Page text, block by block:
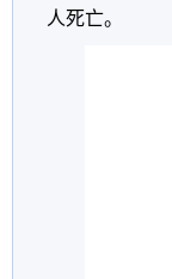
人死亡。